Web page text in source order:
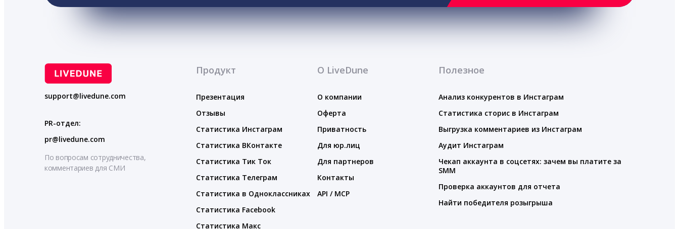
support@livedune.com
PR-отдел:
pr@livedune.com
По вопросам сотрудничества,
комментариев для СМИ
Продукт
Презентация
Отзывы
Статистика Инстаграм
Статистика ВКонтакте
Статистика Тик Ток
Статистика Телеграм
Статистика в Одноклассниках
Статистика Facebook
Статистика Макс
О LiveDune
О компании
Оферта
Приватность
Для юр.лиц
Для партнеров
Контакты
API / MCP
Полезное
Анализ конкурентов в Инстаграм
Статистика сторис в Инстаграм
Выгрузка комментариев из Инстаграм
Аудит Инстаграм
Чекап аккаунта в соцсетях: зачем вы платите за
SMM
Проверка аккаунтов для отчета
Найти победителя розыгрыша